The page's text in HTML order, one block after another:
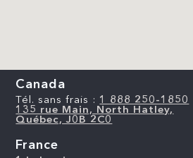
Canada
Tél. sans frais : 1 888 250-1850
135 rue Main, North Hatley,
Québec, J0B 2C0
France